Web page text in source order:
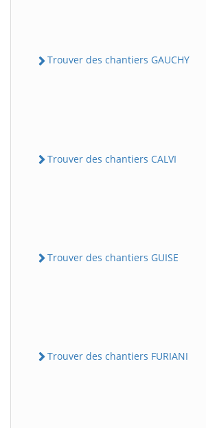
Trouver des chantiers GAUCHY
Trouver des chantiers CALVI
Trouver des chantiers GUISE
Trouver des chantiers FURIANI